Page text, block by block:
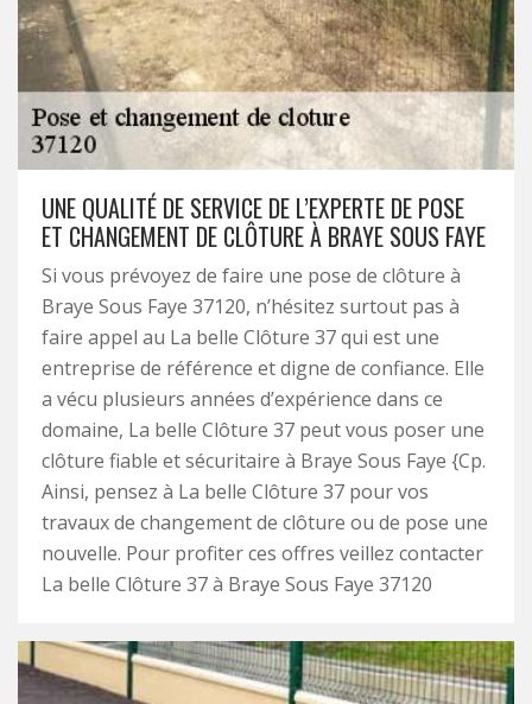
UNE QUALITÉ DE SERVICE DE L’EXPERTE DE POSE
ET CHANGEMENT DE CLÔTURE À BRAYE SOUS FAYE
Si vous prévoyez de faire une pose de clôture à
Braye Sous Faye 37120, n’hésitez surtout pas à
faire appel au La belle Clôture 37 qui est une
entreprise de référence et digne de confiance. Elle
a vécu plusieurs années d’expérience dans ce
domaine, La belle Clôture 37 peut vous poser une
clôture fiable et sécuritaire à Braye Sous Faye {Cp.
Ainsi, pensez à La belle Clôture 37 pour vos
travaux de changement de clôture ou de pose une
nouvelle. Pour profiter ces offres veillez contacter
La belle Clôture 37 à Braye Sous Faye 37120